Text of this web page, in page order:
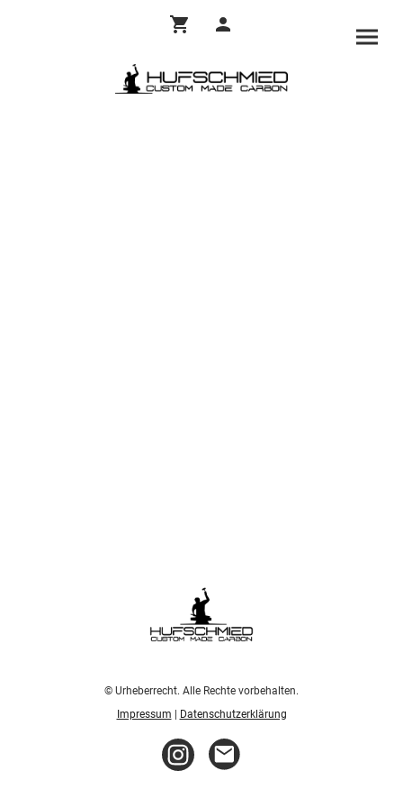
© Urheberrecht. Alle Rechte vorbehalten.
Impressum | Datenschutzerklärung